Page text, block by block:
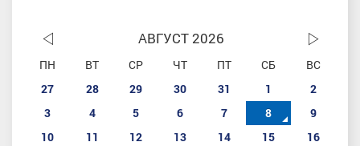
АВГУСТ 2026
ПН ВТ СР ЧТ ПТ СБ
ВС
27
28 29 30 31 1
2
3
4 5 6 7 8
9
10
11 12 13 14 15
16